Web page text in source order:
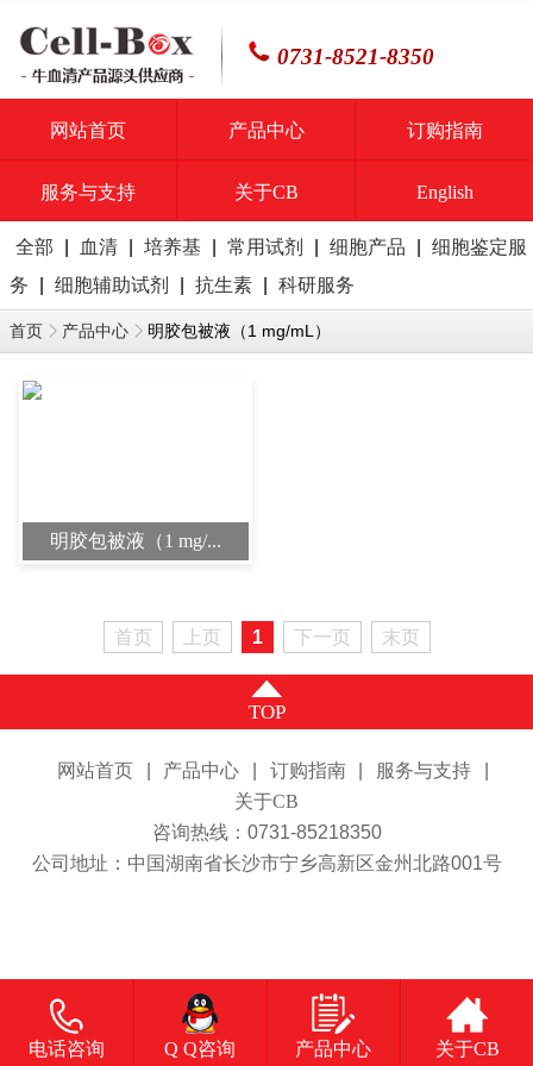
0731-8521-8350
网站首页 产品中心 订购指南
服务与支持 关于CB English
全部 血清 培养基 常用试剂 细胞产品
细胞鉴定服
务
细胞辅助试剂 抗生素 科研服务
首页 产品中心 明胶包被液（1 mg/mL）
明胶包被液（1 mg/...
首页 上页 1 下一页 末页
TOP
网站首页 产品中心 订购指南 服务与支持
关于CB
咨询热线：0731-85218350
公司地址：中国湖南省长沙市宁乡高新区金州北路001号
电话咨询 Q Q咨询 产品中心 关于CB